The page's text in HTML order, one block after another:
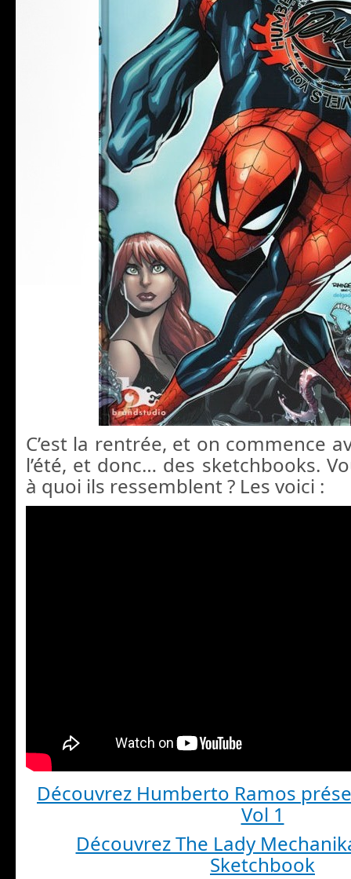
C’est la rentrée, et on commence
l’été, et donc… des sketchbooks.
à quoi ils ressemblent ? Les voici :
Découvrez Humberto Ramos
Vol 1
Découvrez The Lady
Sketchbook